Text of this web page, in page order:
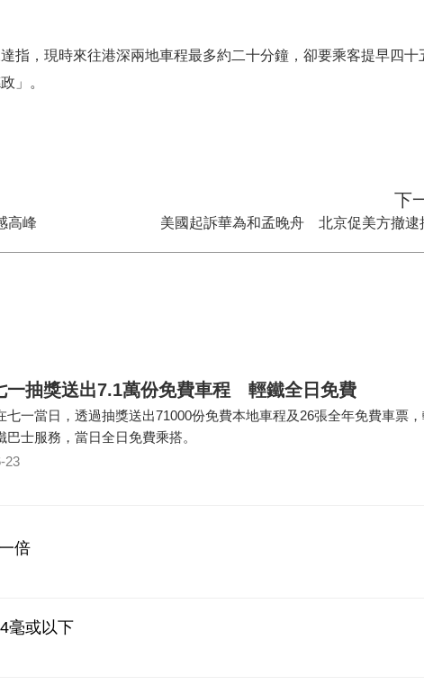
指，現時來往港深兩地車程最多約二十分鐘，卻要乘客提早四十
」。
下
美國起訴華為和孟晚舟 北京促美方撤逮
高峰
一抽獎送出7.1萬份免費車程 輕鐵全日免費
七一當日，透過抽獎送出71000份免費本地車程及26張全年免費車票
巴士服務，當日全日免費乘搭。
23
倍
毫或以下